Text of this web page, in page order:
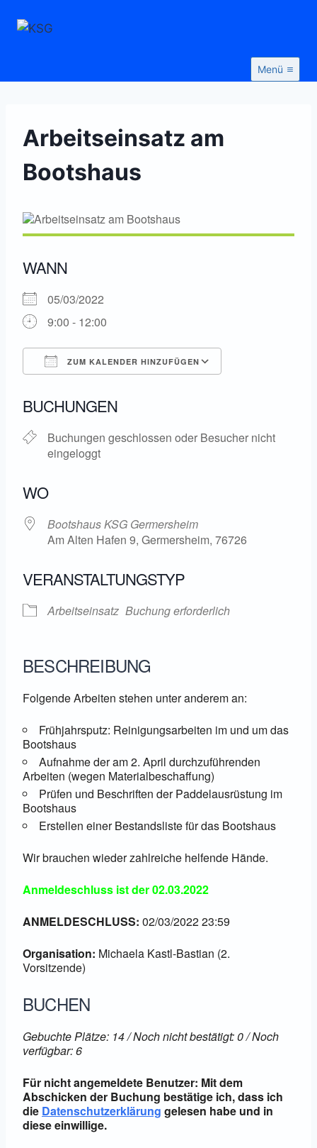
Inhalt
Menü
Arbeitseinsatz am
Bootshaus
WANN
05/03/2022
9:00 - 12:00
ZUM KALENDER HINZUFÜGEN
BUCHUNGEN
Buchungen geschlossen oder Besucher nicht
eingeloggt
WO
Bootshaus KSG Germersheim
Am Alten Hafen 9, Germersheim, 76726
VERANSTALTUNGSTYP
Arbeitseinsatz Buchung erforderlich
BESCHREIBUNG
Folgende Arbeiten stehen unter anderem an:
Frühjahrsputz: Reinigungsarbeiten im und um das
Bootshaus
Aufnahme der am 2. April durchzuführenden
Arbeiten (wegen Materialbeschaffung)
Prüfen und Beschriften der Paddelausrüstung im
Bootshaus
Erstellen einer Bestandsliste für das Bootshaus
Wir brauchen wieder zahlreiche helfende Hände.
Anmeldeschluss ist der 02.03.2022
ANMELDESCHLUSS: 02/03/2022 23:59
Organisation: Michaela Kastl-Bastian (2.
Vorsitzende)
BUCHEN
Gebuchte Plätze: 14 / Noch nicht bestätigt: 0 / Noch
verfügbar: 6
Für nicht angemeldete Benutzer: Mit dem
Abschicken der Buchung bestätige ich, dass ich
die Datenschutzerklärung gelesen habe und in
diese einwillige.